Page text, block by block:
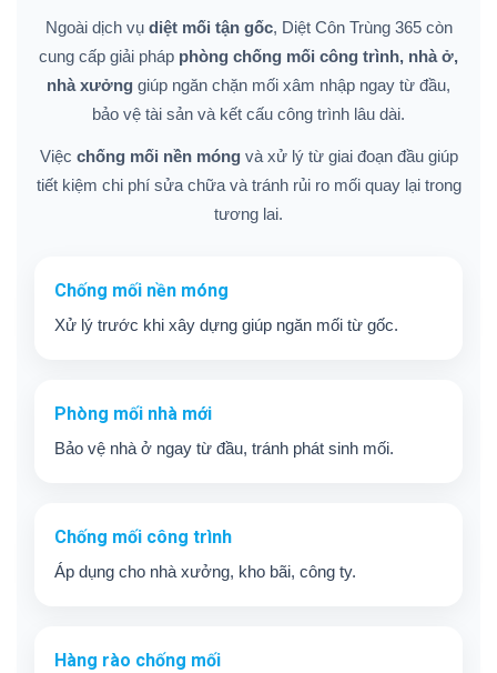
Ngoài dịch vụ diệt mối tận gốc, Diệt Côn Trùng 365 còn
cung cấp giải pháp phòng chống mối công trình, nhà ở,
nhà xưởng giúp ngăn chặn mối xâm nhập ngay từ đầu,
bảo vệ tài sản và kết cấu công trình lâu dài.
Việc chống mối nền móngvà xử lý từ giai đoạn đầu giúp
tiết kiệm chi phí sửa chữa và tránh rủi ro mối quay lại trong
tương lai.
Chống mối nền móng
Xử lý trước khi xây dựng giúp ngăn mối từ gốc.
Phòng mối nhà mới
Bảo vệ nhà ở ngay từ đầu, tránh phát sinh mối.
Chống mối công trình
Áp dụng cho nhà xưởng, kho bãi, công ty.
Hàng rào chống mối